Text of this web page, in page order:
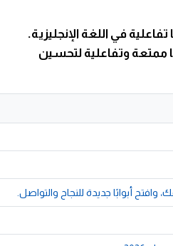
في اللغة الإنجليزية.
ممتعة وتفاعلية لتحسين
أبوابًا جديدة للنجاح والتواصل.